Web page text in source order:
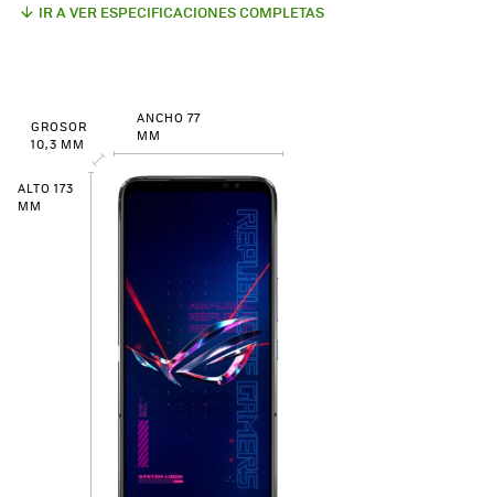
IR A VER ESPECIFICACIONES COMPLETAS
GROSOR
10,3 MM
ANCHO 77
MM
ALTO 173
MM